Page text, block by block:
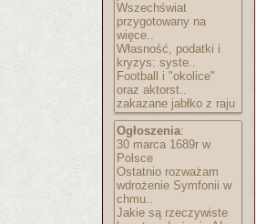
Wszechświat
przygotowany na
więce..
Własność, podatki i
kryzys: syste..
Football i "okolice"
oraz aktorst..
zakazane jabłko z raju
Ogłoszenia:
30 marca 1689r w
Polsce
Ostatnio rozważam
wdrożenie Symfonii w
chmu..
Jakie są rzeczywiste